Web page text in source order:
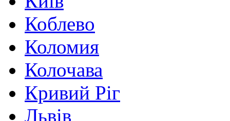
Коблево
Коломия
Колочава
Кривий Ріг
Львів